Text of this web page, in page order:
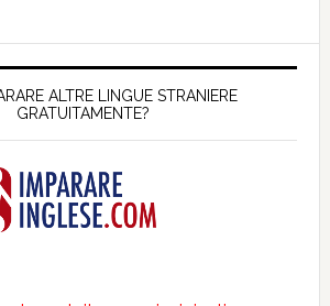
ALTRE LINGUE STRANIERE
GRATUITAMENTE?